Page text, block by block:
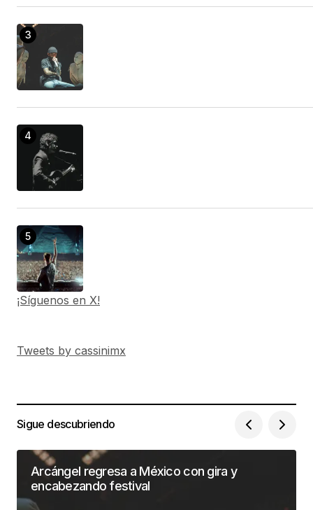
¡Síguenos en X!
Tweets by cassinimx
Sigue descubriendo
Arcángel regresa a México con gira y
encabezando festival